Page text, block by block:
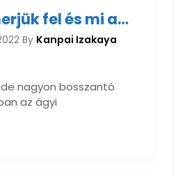
Hogyan ismerjük fel és mi az ágyi poloska irtás menete?
By Kanpai Izakaya
nagyon bosszantó
az ágyi